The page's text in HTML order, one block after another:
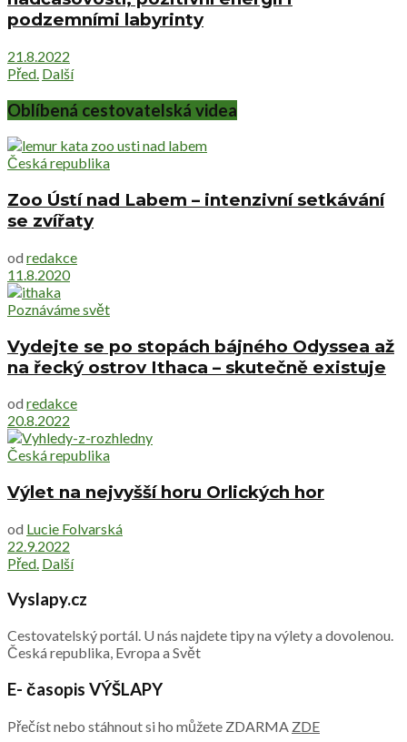
podzemními labyrinty
21.8.2022
Před. Další
Oblíbená cestovatelská videa
Česká republika
Zoo Ústí nad Labem – intenzivní setkávání
se zvířaty
od redakce
11.8.2020
Poznáváme svět
Vydejte se po stopách bájného Odyssea až
na řecký ostrov Ithaca – skutečně existuje
od redakce
20.8.2022
Česká republika
Výlet na nejvyšší horu Orlických hor
od Lucie Folvarská
22.9.2022
Před. Další
Vyslapy.cz
Cestovatelský portál. U nás najdete tipy na výlety a dovolenou.
Česká republika, Evropa a Svět
E- časopis VÝŠLAPY
Přečíst nebo stáhnout si ho můžete ZDARMA ZDE